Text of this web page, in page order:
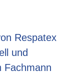
Respatex
und
Fachmann